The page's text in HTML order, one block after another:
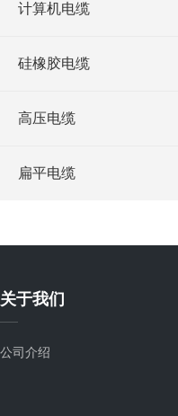
计算机电缆
硅橡胶电缆
高压电缆
扁平电缆
关于我们
公司介绍